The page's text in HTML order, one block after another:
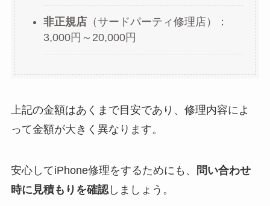
非正規店（サードパーティ修理店）：
3,000円～20,000円
上記の金額はあくまで目安であり、修理内容によ
って金額が大きく異なります。
安心してiPhone修理をするためにも、
問い合わせ
時に見積もりを確認しましょう。